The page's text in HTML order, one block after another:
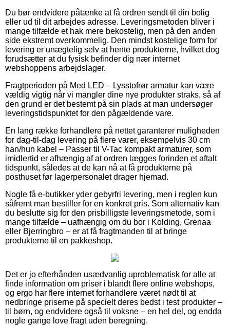
Du bør endvidere påtænke at få ordren sendt til din bolig
eller ud til dit arbejdes adresse. Leveringsmetoden bliver i
mange tilfælde et hak mere bekostelig, men på den anden
side ekstremt overkommelig. Den mindst kostelige form for
levering er unægtelig selv at hente produkterne, hvilket dog
forudsætter at du fysisk befinder dig nær internet
webshoppens arbejdslager.
Fragtperioden på Med LED – Lysstofrør armatur kan være
vældig vigtig når vi mangler dine nye produkter straks, så af
den grund er det bestemt på sin plads at man undersøger
leveringstidspunktet for den pågældende vare.
En lang række forhandlere på nettet garanterer muligheden
for dag-til-dag levering på flere varer, eksempelvis 30 cm
han/hun kabel – Passer til V-Tac kompakt armaturer, som
imidlertid er afhængig af at ordren lægges forinden et aftalt
tidspunkt, således at de kan nå at få produkterne på
posthuset før lagerpersonalet drager hjemad.
Nogle få e-butikker yder gebyrfri levering, men i reglen kun
såfremt man bestiller for en konkret pris. Som alternativ kan
du beslutte sig for den prisbilligste leveringsmetode, som i
mange tilfælde – uafhængig om du bor i Kolding, Grenaa
eller Bjerringbro – er at få fragtmanden til at bringe
produkterne til en pakkeshop.
Det er jo efterhånden usædvanlig uproblematisk for alle at
finde information om priser i blandt flere online webshops,
og ergo har flere internet forhandlere været nødt til at
nedbringe priserne på specielt deres bedst i test produkter –
til børn, og endvidere også til voksne – en hel del, og endda
nogle gange love fragt uden beregning.